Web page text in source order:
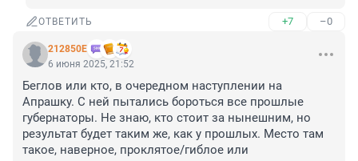
ОТВЕТИТЬ +7 –0
212850Е
6 июня 2025, 21:52
Беглов или кто, в очередном наступлении на
Апрашку. С ней пытались бороться все прошлые
губернаторы. Не знаю, кто стоит за нынешним, но
результат будет таким же, как у прошлых. Место там
такое, наверное, проклятое/гиблое или